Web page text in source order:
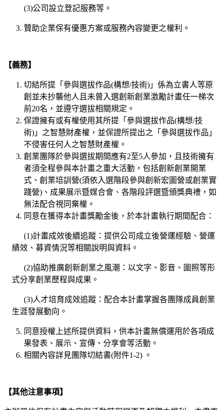
(3)公司設立登記服務等。
贊助企業保有優惠方案或服務內容變更之權利。
【義務】
切結所提「參與選拔作品(構想/技術)」係為立書人等原
創並未抄襲他人且未曾入選創新創業激勵計畫任一梯次
前20名，並遵守選拔相關規定。
保證擁有或有權使用其所提「參與選拔作品(構想/技
術)」之智慧財產權，並保證所提出之「參與選拔作品」
不侵害任何人之智慧財產權。
創業團隊於參與選拔期間應有2至5人參加，且技術擁有
者須全程參與本計畫之重大活動，包括創新創業開業
式、創業培訓營(須依入選階段參與創新宏圖營或創業實
踐營)、成果展示暨媒合會、各階段評選暨頒獎典禮，如
無法配合視同棄權。
同意在獲得本計畫獎勵金後，於本計畫執行期間配合：
(1)計畫成效後續追蹤：提供公司成立後營運經驗、營運
績效、募資情況等相關說明與資料。
(2)協助推廣創新創業之風潮：以文字、影音、圖照等形
式分享創業歷程與成果。
(3)人才培育成效追蹤：配合本計畫掌握各團隊成員創業
生涯發展動向。
同意授權上述所提供資料，供本計畫無償運用於各項成
果發表、展示、宣傳、分享會等活動。
相關內容詳見團隊切結書(附件1-2) 。
【其他注意事項】